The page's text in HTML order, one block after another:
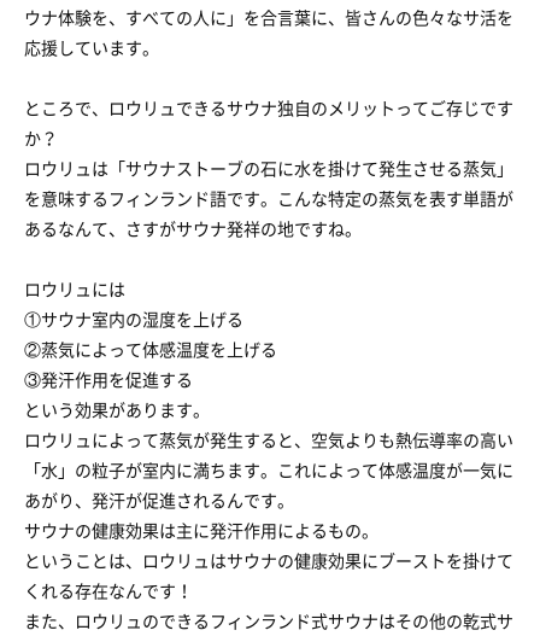
ウナ体験を、すべての人に」を合言葉に、皆さんの色々なサ活を
応援しています。
ところで、ロウリュできるサウナ独自のメリットってご存じです
か？
ロウリュは「サウナストーブの石に水を掛けて発生させる蒸気」
を意味するフィンランド語です。こんな特定の蒸気を表す単語が
あるなんて、さすがサウナ発祥の地ですね。
ロウリュには
①サウナ室内の湿度を上げる
②蒸気によって体感温度を上げる
③発汗作用を促進する
という効果があります。
ロウリュによって蒸気が発生すると、空気よりも熱伝導率の高い
「水」の粒子が室内に満ちます。これによって体感温度が一気に
あがり、発汗が促進されるんです。
サウナの健康効果は主に発汗作用によるもの。
ということは、ロウリュはサウナの健康効果にブーストを掛けて
くれる存在なんです！
また、ロウリュのできるフィンランド式サウナはその他の乾式サ